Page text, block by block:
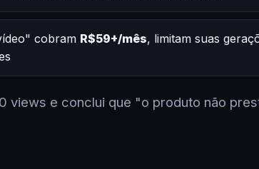
cobram R$59+/mês, limitam suas
views e conclui que "o produto não